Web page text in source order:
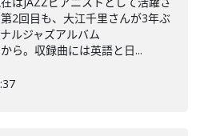
2回目も、大江千里さんが3年ぶ
ルジャズアルバム
ら。収録曲には英語と日...